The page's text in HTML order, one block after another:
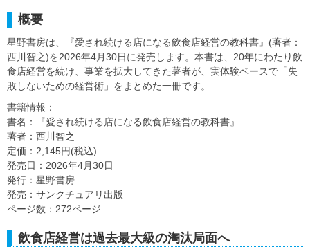
概要
星野書房は、『愛され続ける店になる飲食店経営の教科書』(著者：
西川智之)を2026年4月30日に発売します。本書は、20年にわたり飲
食店経営を続け、事業を拡大してきた著者が、実体験ベースで「失
敗しないための経営術」をまとめた一冊です。
書籍情報：
書名：『愛され続ける店になる飲食店経営の教科書』
著者：西川智之
定価：2,145円(税込)
発売日：2026年4月30日
発行：星野書房
発売：サンクチュアリ出版
ページ数：272ページ
飲食店経営は過去最大級の淘汰局面へ